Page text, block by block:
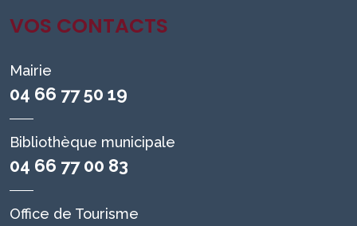
VOS CONTACTS
Mairie
04 66 77 50 19
Bibliothèque municipale
04 66 77 00 83
Office de Tourisme